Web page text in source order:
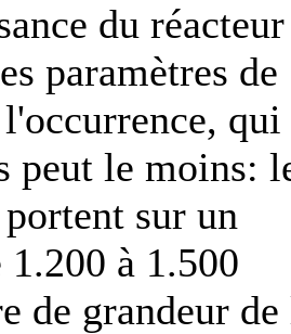
du réacteur
paramètres de
qui
peut le moins:
sur un
1.200 à 1.500
de grandeur de